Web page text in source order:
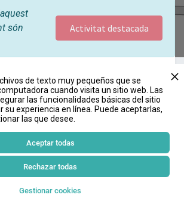
són
Activitat destacada
ONLINE
a les 16h.
informativa online per resoldre dubtes sobre
terminis i informar-te de les opcions
de texto muy pequeños que se
cuando visita un sitio web. Las
las funcionalidades básicas del sitio
su experiencia en línea. Puede aceptarlas,
las que desee.
Gestionar cookies
Rechazar todas
Aceptar todas